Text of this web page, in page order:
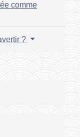
comme
?